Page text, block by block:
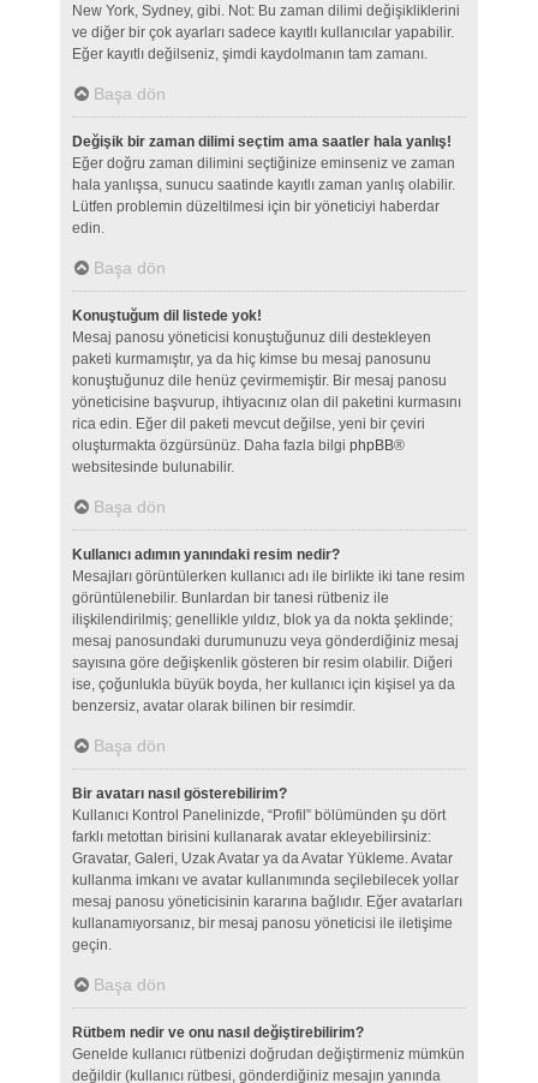
New York, Sydney, gibi. Not: Bu zaman dilimi değişikliklerini
ve diğer bir çok ayarları sadece kayıtlı kullanıcılar yapabilir.
Eğer kayıtlı değilseniz, şimdi kaydolmanın tam zamanı.
Başa dön
Değişik bir zaman dilimi seçtim ama saatler hala yanlış!
Eğer doğru zaman dilimini seçtiğinize eminseniz ve zaman
hala yanlışsa, sunucu saatinde kayıtlı zaman yanlış olabilir.
Lütfen problemin düzeltilmesi için bir yöneticiyi haberdar
edin.
Başa dön
Konuştuğum dil listede yok!
Mesaj panosu yöneticisi konuştuğunuz dili destekleyen
paketi kurmamıştır, ya da hiç kimse bu mesaj panosunu
konuştuğunuz dile henüz çevirmemiştir. Bir mesaj panosu
yöneticisine başvurup, ihtiyacınız olan dil paketini kurmasını
rica edin. Eğer dil paketi mevcut değilse, yeni bir çeviri
oluşturmakta özgürsünüz. Daha fazla bilgi phpBB®
websitesinde bulunabilir.
Başa dön
Kullanıcı adımın yanındaki resim nedir?
Mesajları görüntülerken kullanıcı adı ile birlikte iki tane resim
görüntülenebilir. Bunlardan bir tanesi rütbeniz ile
ilişkilendirilmiş; genellikle yıldız, blok ya da nokta şeklinde;
mesaj panosundaki durumunuzu veya gönderdiğiniz mesaj
sayısına göre değişkenlik gösteren bir resim olabilir. Diğeri
ise, çoğunlukla büyük boyda, her kullanıcı için kişisel ya da
benzersiz, avatar olarak bilinen bir resimdir.
Başa dön
Bir avatarı nasıl gösterebilirim?
Kullanıcı Kontrol Panelinizde, “Profil” bölümünden şu dört
farklı metottan birisini kullanarak avatar ekleyebilirsiniz:
Gravatar, Galeri, Uzak Avatar ya da Avatar Yükleme. Avatar
kullanma imkanı ve avatar kullanımında seçilebilecek yollar
mesaj panosu yöneticisinin kararına bağlıdır. Eğer avatarları
kullanamıyorsanız, bir mesaj panosu yöneticisi ile iletişime
geçin.
Başa dön
Rütbem nedir ve onu nasıl değiştirebilirim?
Genelde kullanıcı rütbenizi doğrudan değiştirmeniz mümkün
değildir (kullanıcı rütbesi, gönderdiğiniz mesajın yanında